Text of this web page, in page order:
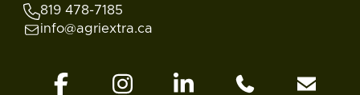
819 478-7185
info@agriextra.ca